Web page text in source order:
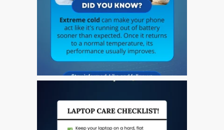
Reparación de Apple Mac
OS X y macOS en Dundee
Reparación de Apple Mac
Pro en Dundee – Mac Pro
Server – Actualizaciones
Reparación de pantallas
MacBook en Dundee:
modelos Pro, Air y Neo
Reparaciones para el